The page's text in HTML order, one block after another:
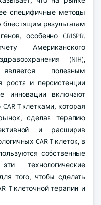
специфичные методы
блестящим результатам
особенно CRISPR.
Американского
(NIH),
является полезным
роста и персистенции
инновации включают
T-клетками, которая
сделав терапию
и расширив
CAR T-клеток, в
собственные
технологические
того, чтобы сделать
T-клеточной терапии и